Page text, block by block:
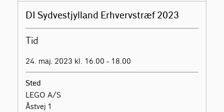
DI Sydvestjylland Erhvervstræf 2023
Tid
24. maj. 2023 kl. 16.00 - 18.00
Sted
LEGO A/S
Åstvej 1